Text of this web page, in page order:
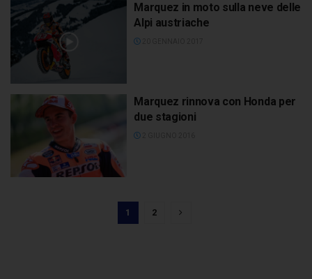
Marquez in moto sulla neve delle
Alpi austriache
Marquez rinnova con Honda per
due stagioni
1 2